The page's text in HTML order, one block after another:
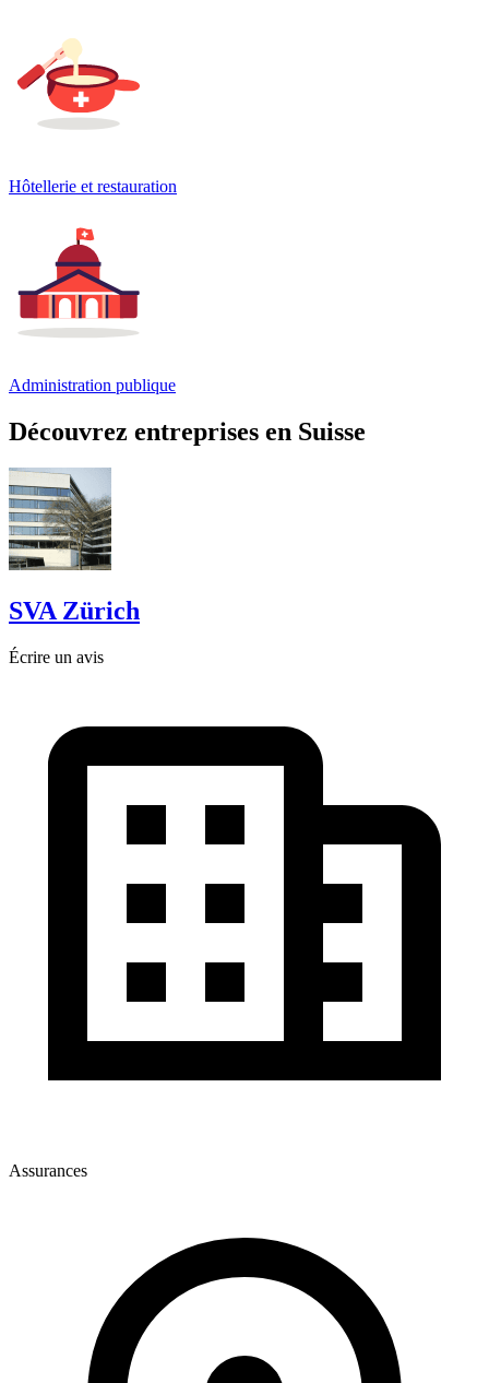
Hôtellerie et restauration
Administration publique
Découvrez entreprises en Suisse
SVA Zürich
Écrire un avis
Assurances